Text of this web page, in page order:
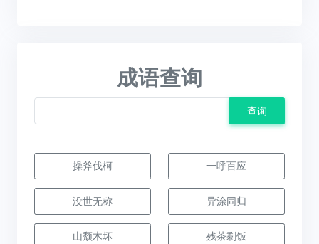
成语查询
查询
操斧伐柯 一呼百应
没世无称 异涂同归
山颓木坏 残茶剩饭